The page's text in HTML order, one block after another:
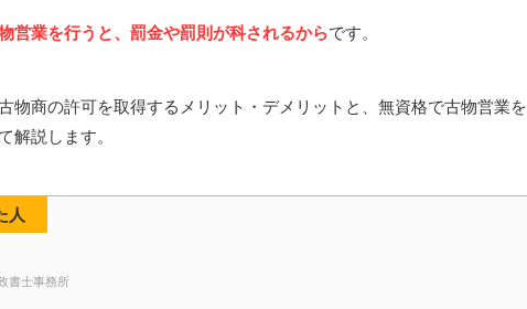
営業を行うと、罰金や罰則が科されるからです。
物商の許可を取得するメリット・デメリットと、無資格で古物営業を
解説します。
人
書士事務所